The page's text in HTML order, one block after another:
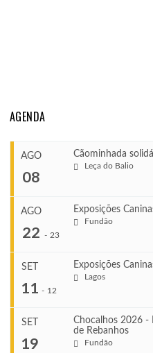
AGENDA
AGO
08
Cãominhada
Leça do Balio
COMEÇA
Ago 8, 2026
TERMINA
Ago 8, 2026
Leça do Balio
AGO
22 - 23
Exposições
Fundão
Ago 22, 2026
SET
11 - 12
Exposições
Lagos
SET
19
Chocalhos 2026 -
de Rebanhos
Fundão